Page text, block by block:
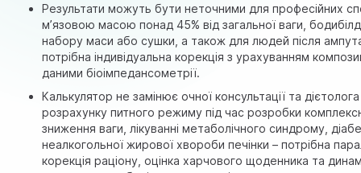
Результати можуть бути неточними для професійних
м’язовою масою понад 45% від загальної ваги,
набору маси або сушки, а також для людей після
потрібна індивідуальна корекція з урахуванням
даними біоімпедансометрії.
Калькулятор не замінює очної консультації та
розрахунку питного режиму під час розробки
зниження ваги, лікуванні метаболічного синдрому,
неалкогольної жирової хвороби печінки – потрібна
корекція раціону, оцінка харчового щоденника та